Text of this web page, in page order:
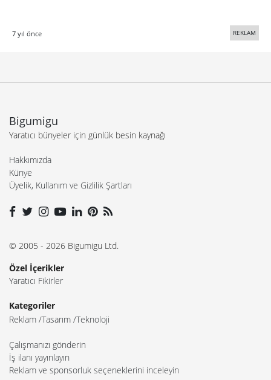
7 yıl önce REKLAM
Bigumigu
Yaratıcı bünyeler için günlük besin kaynağı
Hakkımızda
Künye
Üyelik, Kullanım ve Gizlilik Şartları
© 2005 - 2026 Bigumigu Ltd.
Özel İçerikler
Yaratıcı Fikirler
Kategoriler
Reklam Tasarım Teknoloji
Çalışmanızı gönderin
İş ilanı yayınlayın
Reklam ve sponsorluk seçeneklerini inceleyin